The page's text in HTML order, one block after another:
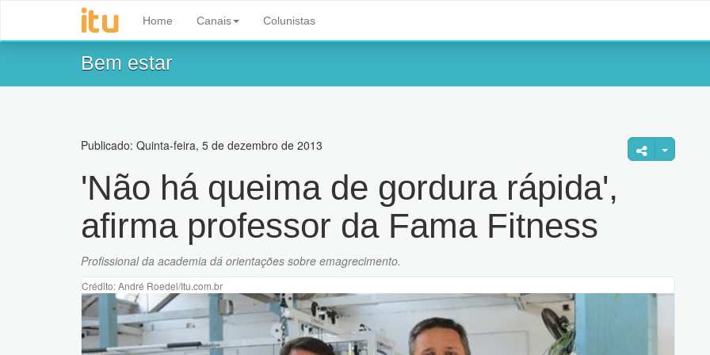
Home Canais Colunistas
Bem estar
Publicado: Quinta-feira, 5 de dezembro de 2013
'Não há queima de gordura rápida',
afirma professor da Fama Fitness
Profissional da academia dá orientações sobre emagrecimento.
Crédito: André Roedel/Itu.com.br